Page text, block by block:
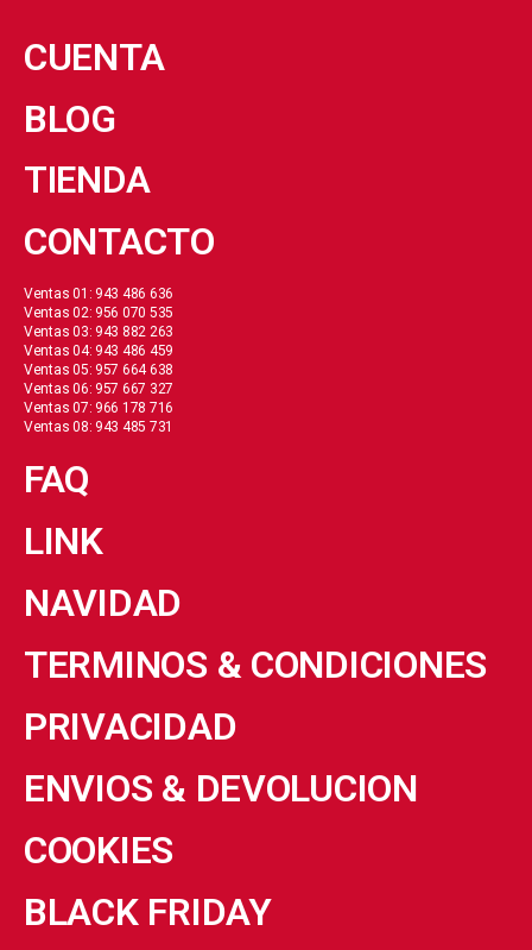
CUENTA
BLOG
TIENDA
CONTACTO
Ventas 01: 943 486 636
Ventas 02: 956 070 535
Ventas 03: 943 882 263
Ventas 04: 943 486 459
Ventas 05: 957 664 638
Ventas 06: 957 667 327
Ventas 07: 966 178 716
Ventas 08: 943 485 731
FAQ
LINK
NAVIDAD
TERMINOS & CONDICIONES
PRIVACIDAD
ENVIOS & DEVOLUCION
COOKIES
BLACK FRIDAY